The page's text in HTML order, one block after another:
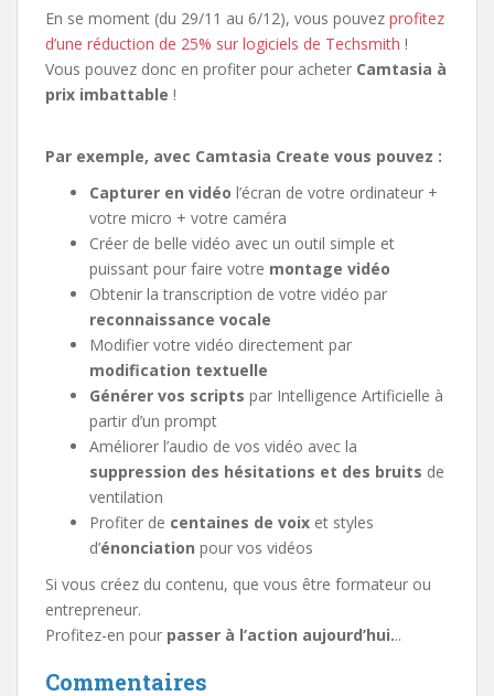
En se moment (du 29/11 au 6/12), vous pouvez profitez
d’une réduction de 25% sur logiciels de Techsmith !
Vous pouvez donc en profiter pour acheter Camtasia à
prix imbattable !
Par exemple, avec Camtasia Create vous pouvez :
Capturer en vidéo l’écran de votre ordinateur +
votre micro + votre caméra
Créer de belle vidéo avec un outil simple et
puissant pour faire votre montage vidéo
Obtenir la transcription de votre vidéo par
reconnaissance vocale
Modifier votre vidéo directement par
modification textuelle
Générer vos scripts par Intelligence Artificielle à
partir d’un prompt
Améliorer l’audio de vos vidéo avec la
suppression des hésitations et des bruits de
ventilation
Profiter de centaines de voix et styles
d’énonciation pour vos vidéos
Si vous créez du contenu, que vous être formateur ou
entrepreneur.
Profitez-en pour passer à l’action aujourd’hui...
Commentaires